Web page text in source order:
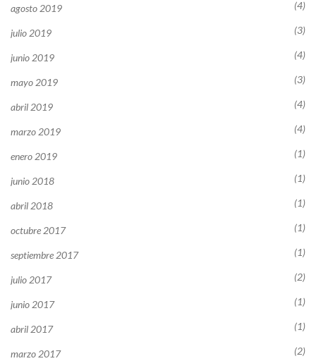
agosto 2019 (4)
julio 2019 (3)
junio 2019 (4)
mayo 2019 (3)
abril 2019 (4)
marzo 2019 (4)
enero 2019 (1)
junio 2018 (1)
abril 2018 (1)
octubre 2017 (1)
septiembre 2017 (1)
julio 2017 (2)
junio 2017 (1)
abril 2017 (1)
marzo 2017 (2)